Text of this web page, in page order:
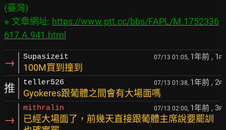
(臺灣)
※ 文章網址: https://www.ptt.cc/bbs/FAPL/M.1752336
617.A.941.html
→ Supasizeit 07/13 01:05, 1年前 , 1 F
100M買到撞到
推 teller526 07/13 01:38, 1年前 , 2F
Gyokeres跟葡體之間會有大場面嗎
→
mithralin 07/13 02:00, 1年前 , 3F
已經大場面了，前幾天直接跟葡體主席說要罷訓